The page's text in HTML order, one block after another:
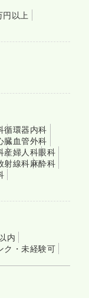
以上
循環器内科
臓血管外科
産婦人科眼科
射線科麻酔科
内
ク・未経験可